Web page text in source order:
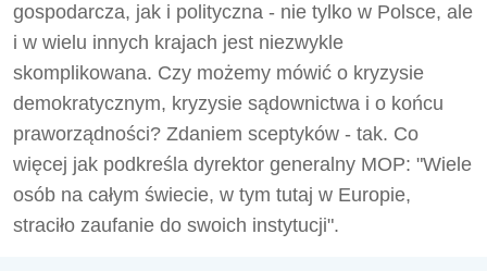
gospodarcza, jak i polityczna - nie tylko w Polsce, ale
i w wielu innych krajach jest niezwykle
skomplikowana. Czy możemy mówić o kryzysie
demokratycznym, kryzysie sądownictwa i o końcu
praworządności? Zdaniem sceptyków - tak. Co
więcej jak podkreśla dyrektor generalny MOP: "Wiele
osób na całym świecie, w tym tutaj w Europie,
straciło zaufanie do swoich instytucji".